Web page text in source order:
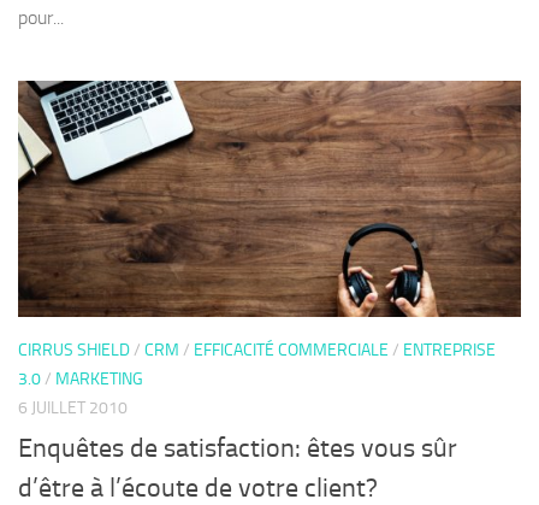
pour...
CIRRUS SHIELD/ CRM / EFFICACITÉ COMMERCIALE / ENTREPRISE
3.0/ MARKETING
6 JUILLET 2010
Enquêtes de satisfaction: êtes vous sûr
d’être à l’écoute de votre client?